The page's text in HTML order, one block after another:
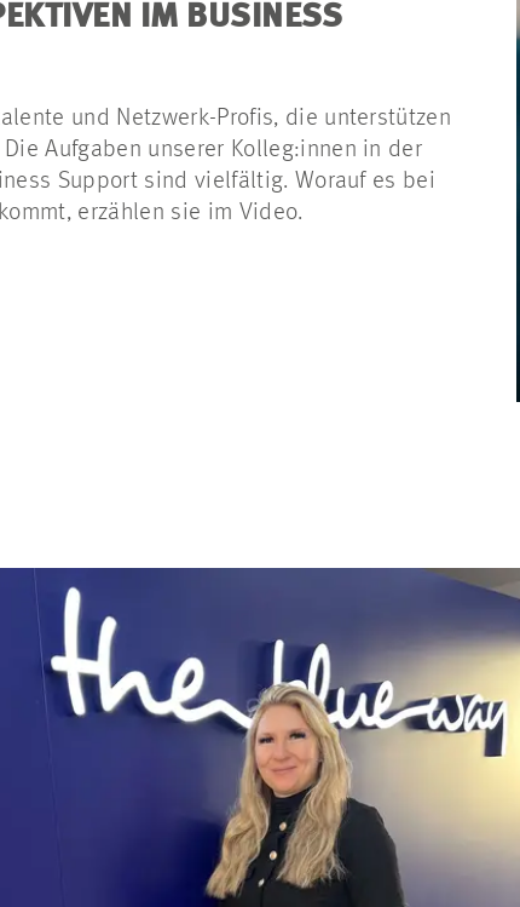
IM BUSINESS
und Netzwerk-Profis, die unterstützen
Aufgaben unserer Kolleg:innen in der
Support sind vielfältig. Worauf es bei
erzählen sie im Video.